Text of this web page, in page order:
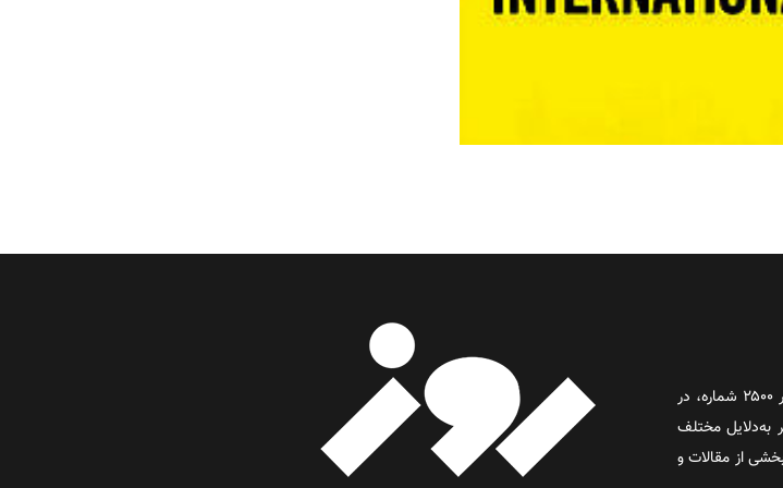
روز آنلاین روزنامه‌ای اینترنتی بود که پس از طول ۱۲ سال فعالیت و انتشار ۲۵۰۰ شماره، در
به‌دلایل مختلف
از مقالات و